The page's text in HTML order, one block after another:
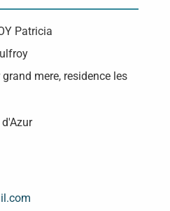
Patricia
mere, residence les